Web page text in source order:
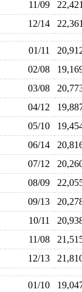
11/09
12/14
01/11
02/08
03/08
04/12
05/10
06/14
07/12
08/09
09/13
10/11
11/08
12/13
01/10